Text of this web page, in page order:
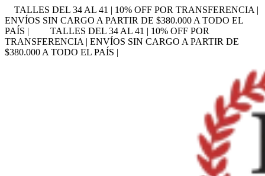
TALLES DEL 34 AL 41 | 10% OFF POR TRANSFERENCIA |
ENVÍOS SIN CARGO A PARTIR DE $380.000 A TODO EL
PAÍS |
TALLES DEL 34 AL 41 | 10% OFF POR
TRANSFERENCIA | ENVÍOS SIN CARGO A PARTIR DE
$380.000 A TODO EL PAÍS |